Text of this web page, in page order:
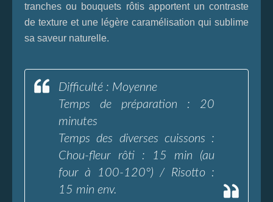
tranches ou bouquets rôtis apportent un contraste
de texture et une légère caramélisation qui sublime
sa saveur naturelle.
Difficulté : Moyenne
Temps de préparation : 20
minutes
Temps des diverses cuissons :
Chou-fleur rôti : 15 min (au
four à 100-120°) / Risotto :
15 min env.